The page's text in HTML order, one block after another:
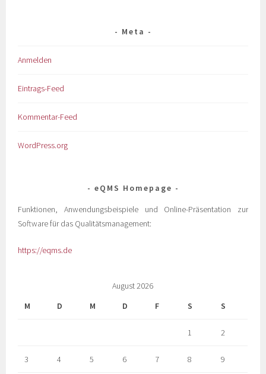
Meta
Anmelden
Eintrags-Feed
Kommentar-Feed
WordPress.org
eQMS Homepage
Funktionen, Anwendungsbeispiele und Online-Präsentation zur
Software für das Qualitätsmanagement:
https://eqms.de
August 2026
M
D M D F S S
1 2
3 4 5 6 7 8 9